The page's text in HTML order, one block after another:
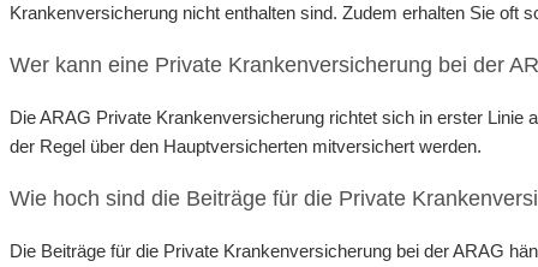
Krankenversicherung nicht enthalten sind. Zudem erhalten Sie oft
Wer kann eine Private Krankenversicherung bei der
Die ARAG Private Krankenversicherung richtet sich in erster Linie
der Regel über den Hauptversicherten mitversichert werden.
Wie hoch sind die Beiträge für die Private
Die Beiträge für die Private Krankenversicherung bei der ARAG